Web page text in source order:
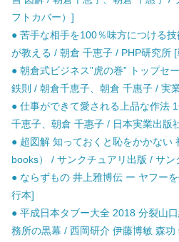
フトカバー）]
● 苦手な相手を100％味方につける
が教える / 朝倉 千恵子 / PHP研究所 [
● 朝倉式ビジネス”虎の巻” トップセ
鉄則 / 朝倉千恵子、朝倉 千惠子 / 実
● 仕事ができて愛される上品な作法
千恵子、朝倉 千惠子 / 日本実業出版
● 超図解 知っておくと恥をかかない
books） / サンクチュアリ出版 / サ
● ならずもの 井上雅博伝 ー ヤフー
行本]
● 平成日本タブー大全 2018 分裂山
務所の黒幕 / 西岡研介 伊藤博敏 森